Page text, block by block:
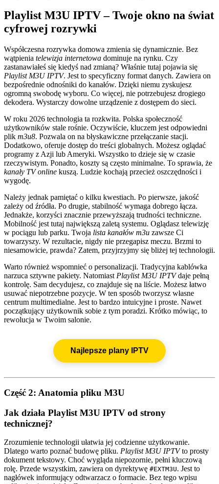
Playlist M3U IPTV – Twoje okno na świat
cyfrowej rozrywki
Współczesna rozrywka domowa zmienia się dynamicznie. Bez
wątpienia telewizja internetowa dominuje na rynku. Czy
zastanawiałeś się kiedyś nad zmianą? Właśnie tutaj pojawia się
Playlist M3U IPTV. Jest to specyficzny format danych. Zawiera on
bezpośrednie odnośniki do kanałów. Dzięki niemu zyskujesz
ogromną swobodę wyboru. Co więcej, nie potrzebujesz drogiego
dekodera. Wystarczy dowolne urządzenie z dostępem do sieci.
W roku 2026 technologia ta rozkwita. Polska społeczność
użytkowników stale rośnie. Oczywiście, kluczem jest odpowiedni
plik m3u8. Pozwala on na błyskawiczne przełączanie stacji.
Dodatkowo, oferuje dostęp do treści globalnych. Możesz oglądać
programy z Azji lub Ameryki. Wszystko to dzieje się w czasie
rzeczywistym. Ponadto, koszty są często minimalne. To sprawia, że
kanały TV online kuszą. Ludzie kochają przecież oszczędności i
wygodę.
Należy jednak pamiętać o kilku kwestiach. Po pierwsze, jakość
zależy od źródła. Po drugie, stabilność wymaga dobrego łącza.
Jednakże, korzyści znacznie przewyższają trudności techniczne.
Mobilność jest tutaj największą zaletą systemu. Oglądasz telewizję
w pociągu lub parku. Twoja lista kanałów m3u zawsze Ci
towarzyszy. W rezultacie, nigdy nie przegapisz meczu. Brzmi to
niesamowicie, prawda? Zatem, przyjrzyjmy się bliżej tej technologii.
Warto również wspomnieć o personalizacji. Tradycyjna kablówka
narzuca sztywne pakiety. Natomiast Playlist M3U IPTVdaje pełną
kontrolę. Sam decydujesz, co znajduje się na liście. Możesz łatwo
usuwać niepotrzebne pozycje. W ten sposób tworzysz własne
centrum multimedialne. Jest to bardzo intuicyjne i proste. Nawet
początkujący użytkownik sobie z tym poradzi. Krótko mówiąc, to
rewolucja w Twoim salonie.
Najlepsze plany IPTV
Część 2: Anatomia pliku M3U
Jak działa Playlist M3U IPTV od strony
technicznej?
Zrozumienie technologii ułatwia jej codzienne użytkowanie.
Dlatego warto poznać budowę pliku. Playlist M3U IPTVto prosty
dokument tekstowy. Choć wygląda niepozornie, pełni kluczową
rolę. Przede wszystkim, zawiera on dyrektywę #EXTM3U. Jest to
nagłówek informujący odtwarzacz o formacie. Bez tego wpisu